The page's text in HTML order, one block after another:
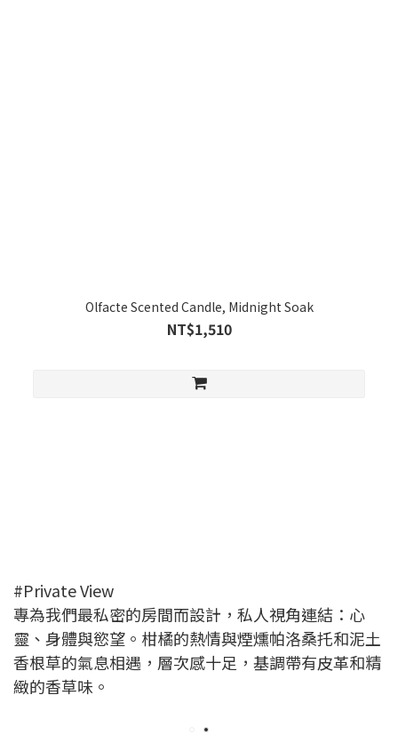
Olfacte Scented Candle, Midnight Soak
NT$1,510
#Private View
專為我們最私密的房間而設計，私人視角連結：心
靈、身體與慾望。柑橘的熱情與煙燻帕洛桑托和泥土
香根草的氣息相遇，層次感十足，基調帶有皮革和精
緻的香草味。